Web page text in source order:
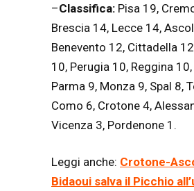
–Classifica: Pisa 19,
Brescia 14, Lecce 14,
Benevento 12, Cittadella
10, Perugia 10, Reggina
Parma 9, Monza 9, Spal 8,
Como 6, Crotone 4,
Vicenza 3, Pordenone 1.
Leggi anche: Crotone-
Bidaoui salva il Picchio